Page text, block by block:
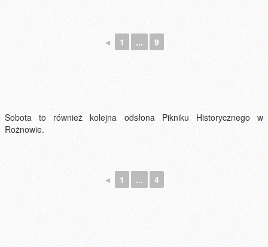
◄ 1 ... 9
Sobota to również kolejna odsłona Pikniku Historycznego w
Rożnowie.
◄ 1 ... 4